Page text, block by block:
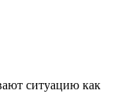
ситуацию как